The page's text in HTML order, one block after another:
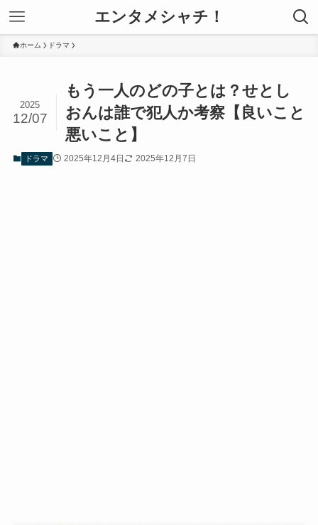
エンタメシャチ！
ホーム ドラマ
もう一人のどの子とは？せとし
おんは誰で犯人か考察【良いこと
悪いこと】
2025
12/07
ドラマ 2025年12月4日 2025年12月7日